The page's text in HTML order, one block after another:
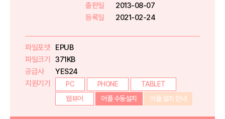
출판일
2013-08-07
등록일
2021-02-24
파일포맷
EPUB
파일크기
371KB
공급사
YES24
지원기기
PC PHONE
TABLET
웹뷰어
어플 수동설치 어플 설치 안내